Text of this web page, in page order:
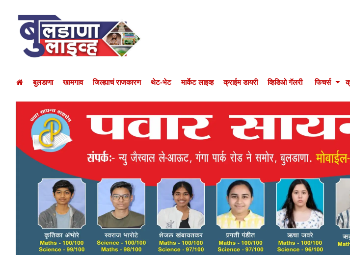
बुलडाणा खामगाव जिल्ह्याचं राजकारण थेट-भेट मार्केट लाइव्ह क्राईम डायरी व्हिडिओ गॅलरी फिचर्स